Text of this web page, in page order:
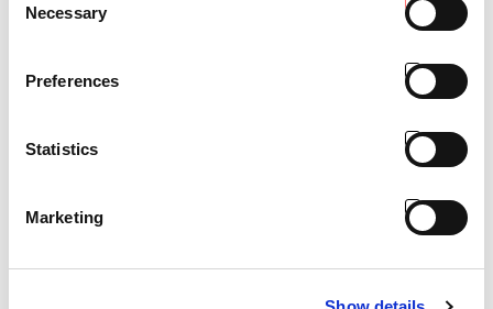
Selection
Necessary
Preferences
Statistics
Marketing